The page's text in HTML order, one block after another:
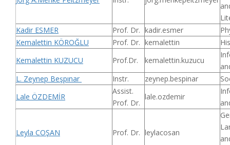
Kadir ESMER
Prof. Dr. kadir.esmer
Kemalettin KÖROĞLU
Prof. Dr. kemalettin
Kemalettin KUZUCU
Prof.Dr. kemalettin.kuzucu
L. Zeynep Beşpınar
Instr. zeynep.bespinar
Lale ÖZDEMİR
Assist.
Prof. Dr.
lale.ozdemir
Leyla COŞAN Prof. Dr. leylacosan